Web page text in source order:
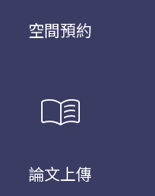
空間預約
menu_book
論文上傳